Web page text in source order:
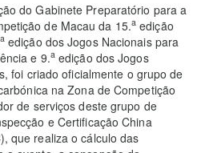
do Gabinete Preparatório para a
de Macau da 15.a edição
aedição dos Jogos Nacionais para
e 9.aedição dos Jogos
foi criado oficialmente o grupo de
na Zona de Competição
de serviços deste grupo de
e Certificação China
que realiza o cálculo das